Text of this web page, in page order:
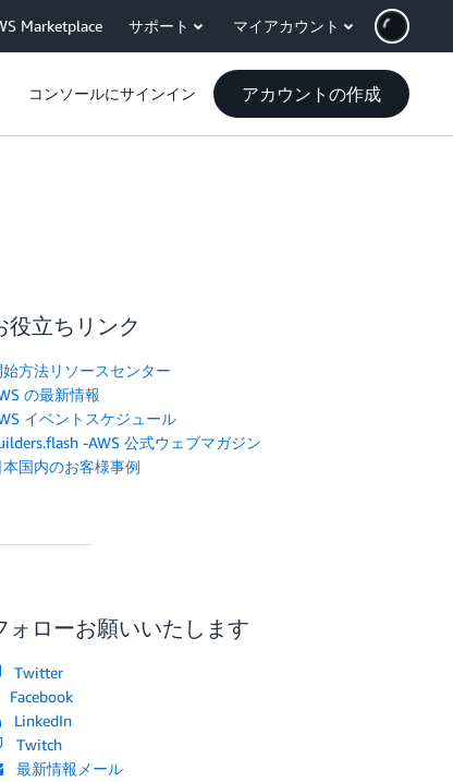
Marketplace サポート マイアカウント
コンソールにサインイン アカウントの作成
役立ちリンク
始方法リソースセンター
の最新情報
イベントスケジュール
-AWS 公式ウェブマガジン
本国内のお客様事例
ォローお願いいたします
Twitter
Facebook
LinkedIn
Twitch
最新情報メール